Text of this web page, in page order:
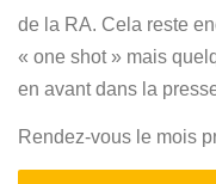
de la RA. Cela reste
« one shot » mais
en avant dans la
Rendez-vous le mois